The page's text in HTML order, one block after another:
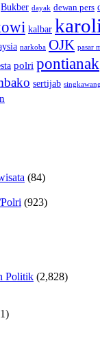
Bukber dayak dewan pers
kalbar
narkoba OJK pasar
polri pontianak
sertijab singkawang
(84)
(923)
Politik (2,828)